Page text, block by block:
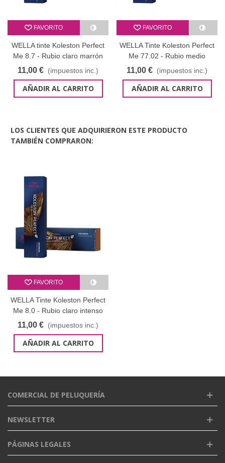
FAVORITO
WELLA tinte Koleston Perfect
Me 8.7 - Rubio claro marrón
60 ml
11,00 € (impuestos inc.)
AÑADIR AL CARRITO
FAVORITO
WELLA Tinte Koleston Perfect
Me 77.02 - Rubio medio
intenso natural mate 60 ml
11,00 € (impuestos inc.)
AÑADIR AL CARRITO
LOS CLIENTES QUE ADQUIRIERON ESTE PRODUCTO
TAMBIÉN COMPRARON:
FAVORITO
WELLA Tinte Koleston Perfect
Me 8.0 - Rubio claro intenso
60 ml
11,00 € (impuestos inc.)
AÑADIR AL CARRITO
COMERCIAL DE PELUQUERÍA
NEWSLETTER
PÁGINAS LEGALES